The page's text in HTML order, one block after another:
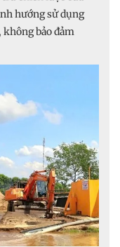
hướng sử dụng
bảo đảm